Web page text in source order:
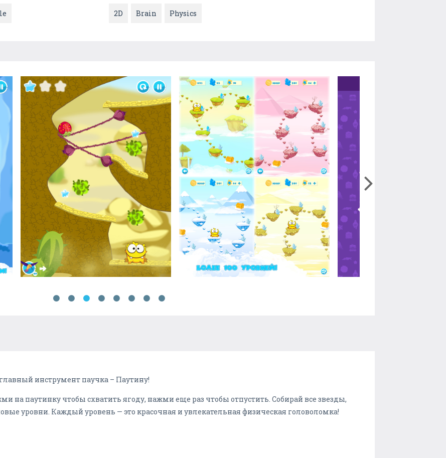
2D Brain Physics
инструмент паучка – Паутину!
на паутинку чтобы схватить ягоду, нажми еще раз чтобы отпустить. Собирай все звезды,
уровни. Каждый уровень — это красочная и увлекательная физическая головоломка!